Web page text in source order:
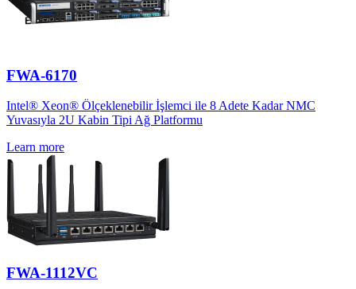
FWA-6170
Intel® Xeon® Ölçeklenebilir İşlemci ile 8 Adete Kadar NMC
Yuvasıyla 2U Kabin Tipi Ağ Platformu
Learn more
FWA-1112VC